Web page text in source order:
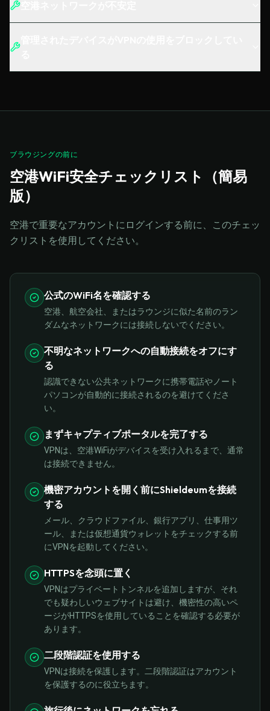
ブラウジングの前に
空港WiFi安全チェックリスト（簡易
版）
空港で重要なアカウントにログインする前に、このチェッ
クリストを使用してください。
公式のWiFi名を確認する
空港、航空会社、またはラウンジに似た名前のラン
ダムなネットワークには接続しないでください。
不明なネットワークへの自動接続をオフにす
る
認識できない公共ネットワークに携帯電話やノート
パソコンが自動的に接続されるのを避けてくださ
い。
まずキャプティブポータルを完了する
VPNは、空港WiFiがデバイスを受け入れるまで、通常
は接続できません。
機密アカウントを開く前にShieldeumを接続
する
メール、クラウドファイル、銀行アプリ、仕事用ツ
ール、または仮想通貨ウォレットをチェックする前
にVPNを起動してください。
HTTPSを念頭に置く
VPNはプライベートトンネルを追加しますが、それ
でも疑わしいウェブサイトは避け、機密性の高いペ
ージがHTTPSを使用していることを確認する必要が
あります。
二段階認証を使用する
VPNは接続を保護します。二段階認証はアカウント
を保護するのに役立ちます。